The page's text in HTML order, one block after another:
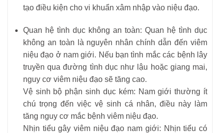
tạo điều kiện cho vi khuẩn xâm nhập vào niệu đạo.
Quan hệ tình dục không an toàn: Quan hệ tình dục
không an toàn là nguyên nhân chính dẫn đến viêm
niệu đạo ở nam giới. Nếu bạn tình mắc các bệnh lây
truyền qua đường tình dục như lậu hoặc giang mai,
nguy cơ viêm niệu đạo sẽ tăng cao.
Vệ sinh bộ phận sinh dục kém: Nam giới thường ít
chú trọng đến việc vệ sinh cá nhân, điều này làm
tăng nguy cơ mắc bệnh viêm niệu đạo.
Nhịn tiểu gây viêm niệu đạo nam giới: Nhịn tiểu có